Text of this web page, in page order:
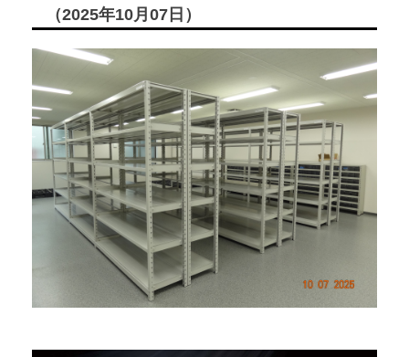
（2025年10月07日）